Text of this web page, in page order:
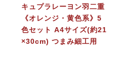
キュプラレーヨン羽二重
《オレンジ・黄色系》5
色セット A4サイズ(約21
×30cm) つまみ細工用